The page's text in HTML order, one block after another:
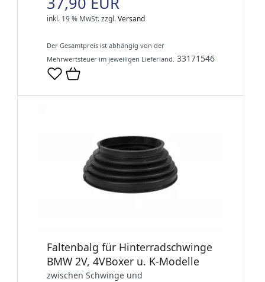
inkl. 19 % MwSt.zzgl.Versand
Der Gesamtpreis ist abhängig von der
Mehrwertsteuer im jeweiligen Lieferland. 33171546
Faltenbalg für Hinterradschwinge
BMW 2V, 4VBoxer u. K-Modelle
zwischen Schwinge und